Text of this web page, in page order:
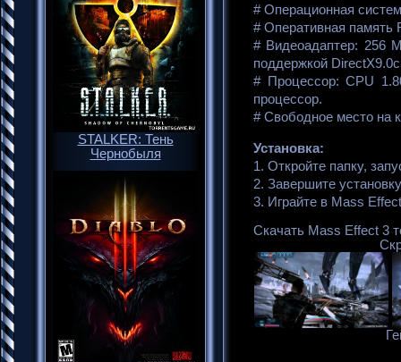
STALKER: Тень
Чернобыля
# Операционная
# Оперативная память
# Видеоадаптер: 256
поддержкой
# Процессор: CPU
процессор.
# Свободное место на
Установка:
1. Откройте папку,
2. Завершите
3. Играйте в Mass
Скачать Mass Effect 3